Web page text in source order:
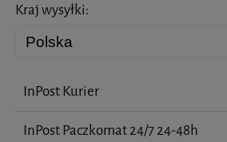
Kraj wysyłki:
InPost Kurier
InPost Paczkomat 24/7 24-48h